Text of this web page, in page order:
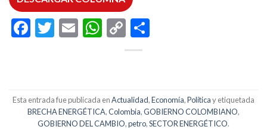
Facebook
Twitter
EmailWhatsApp
Copy
Link
Esta entrada fue publicada enActualidad,Economía,Políticay etiquetada
BRECHA ENERGÉTICA,Colombia,GOBIERNO COLOMBIANO,
GOBIERNO DEL CAMBIO,petro,SECTOR ENERGÉTICO.